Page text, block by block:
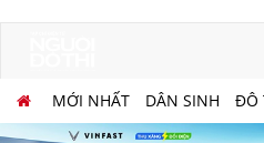
MỚI NHẤT DÂN SINH ĐÔ